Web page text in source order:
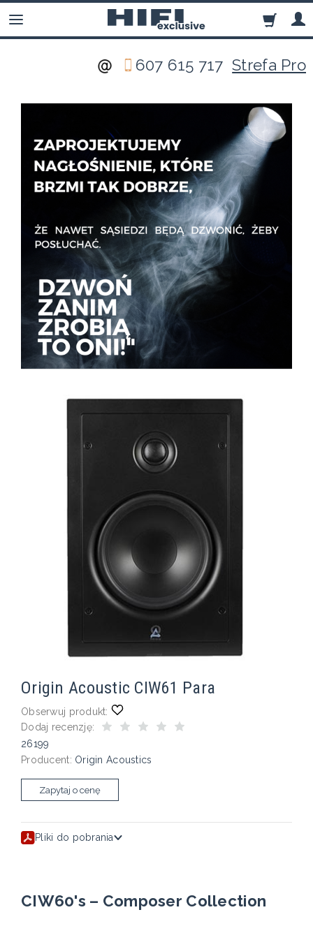
607 615 717Strefa Pro
Origin Acoustic CIW61 Para
Obserwuj produkt:
Dodaj recenzję:
26199
Producent: Origin Acoustics
Zapytaj o cenę
Pliki do pobrania
CIW60's – Composer Collection